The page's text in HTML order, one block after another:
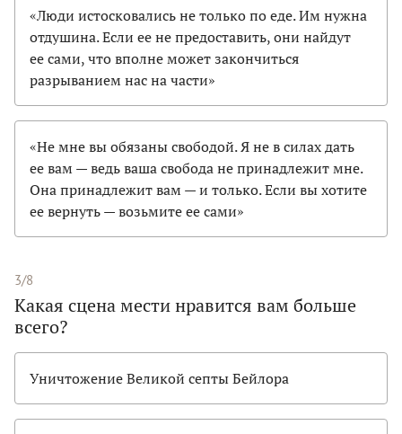
«Люди истосковались не только по еде. Им нужна
отдушина. Если ее не предоставить, они найдут
ее сами, что вполне может закончиться
разрыванием нас на части»
«Не мне вы обязаны свободой. Я не в силах дать
ее вам — ведь ваша свобода не принадлежит мне.
Она принадлежит вам — и только. Если вы хотите
ее вернуть — возьмите ее сами»
3/8
Какая сцена мести нравится вам больше
всего?
Уничтожение Великой септы Бейлора